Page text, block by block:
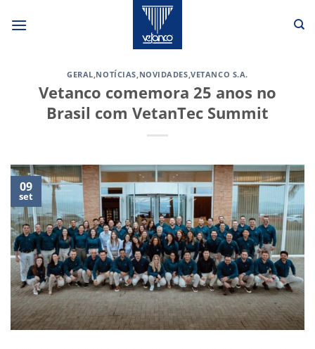
GERAL,NOTÍCIAS,NOVIDADES,VETANCO S.A.
Vetanco comemora 25 anos no
Brasil com VetanTec Summit
09
set